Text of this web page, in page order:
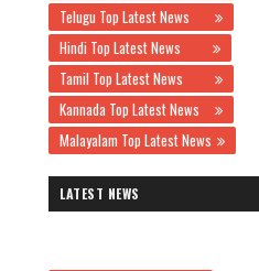
Telugu Top Latest News
Hindi Top Latest News
Tamil Top Latest News
Kannada Top Latest News
Malayalam Top Latest News
LATEST NEWS